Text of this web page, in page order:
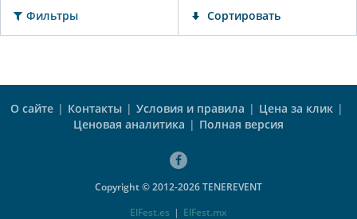
Фильтры Сортировать
О сайте | Контакты | Условия и правила | Цена за клик |
Ценовая аналитика | Полная версия
Copyright © 2012-2026 TENEREVENT
ElFest.es | ElFest.mx